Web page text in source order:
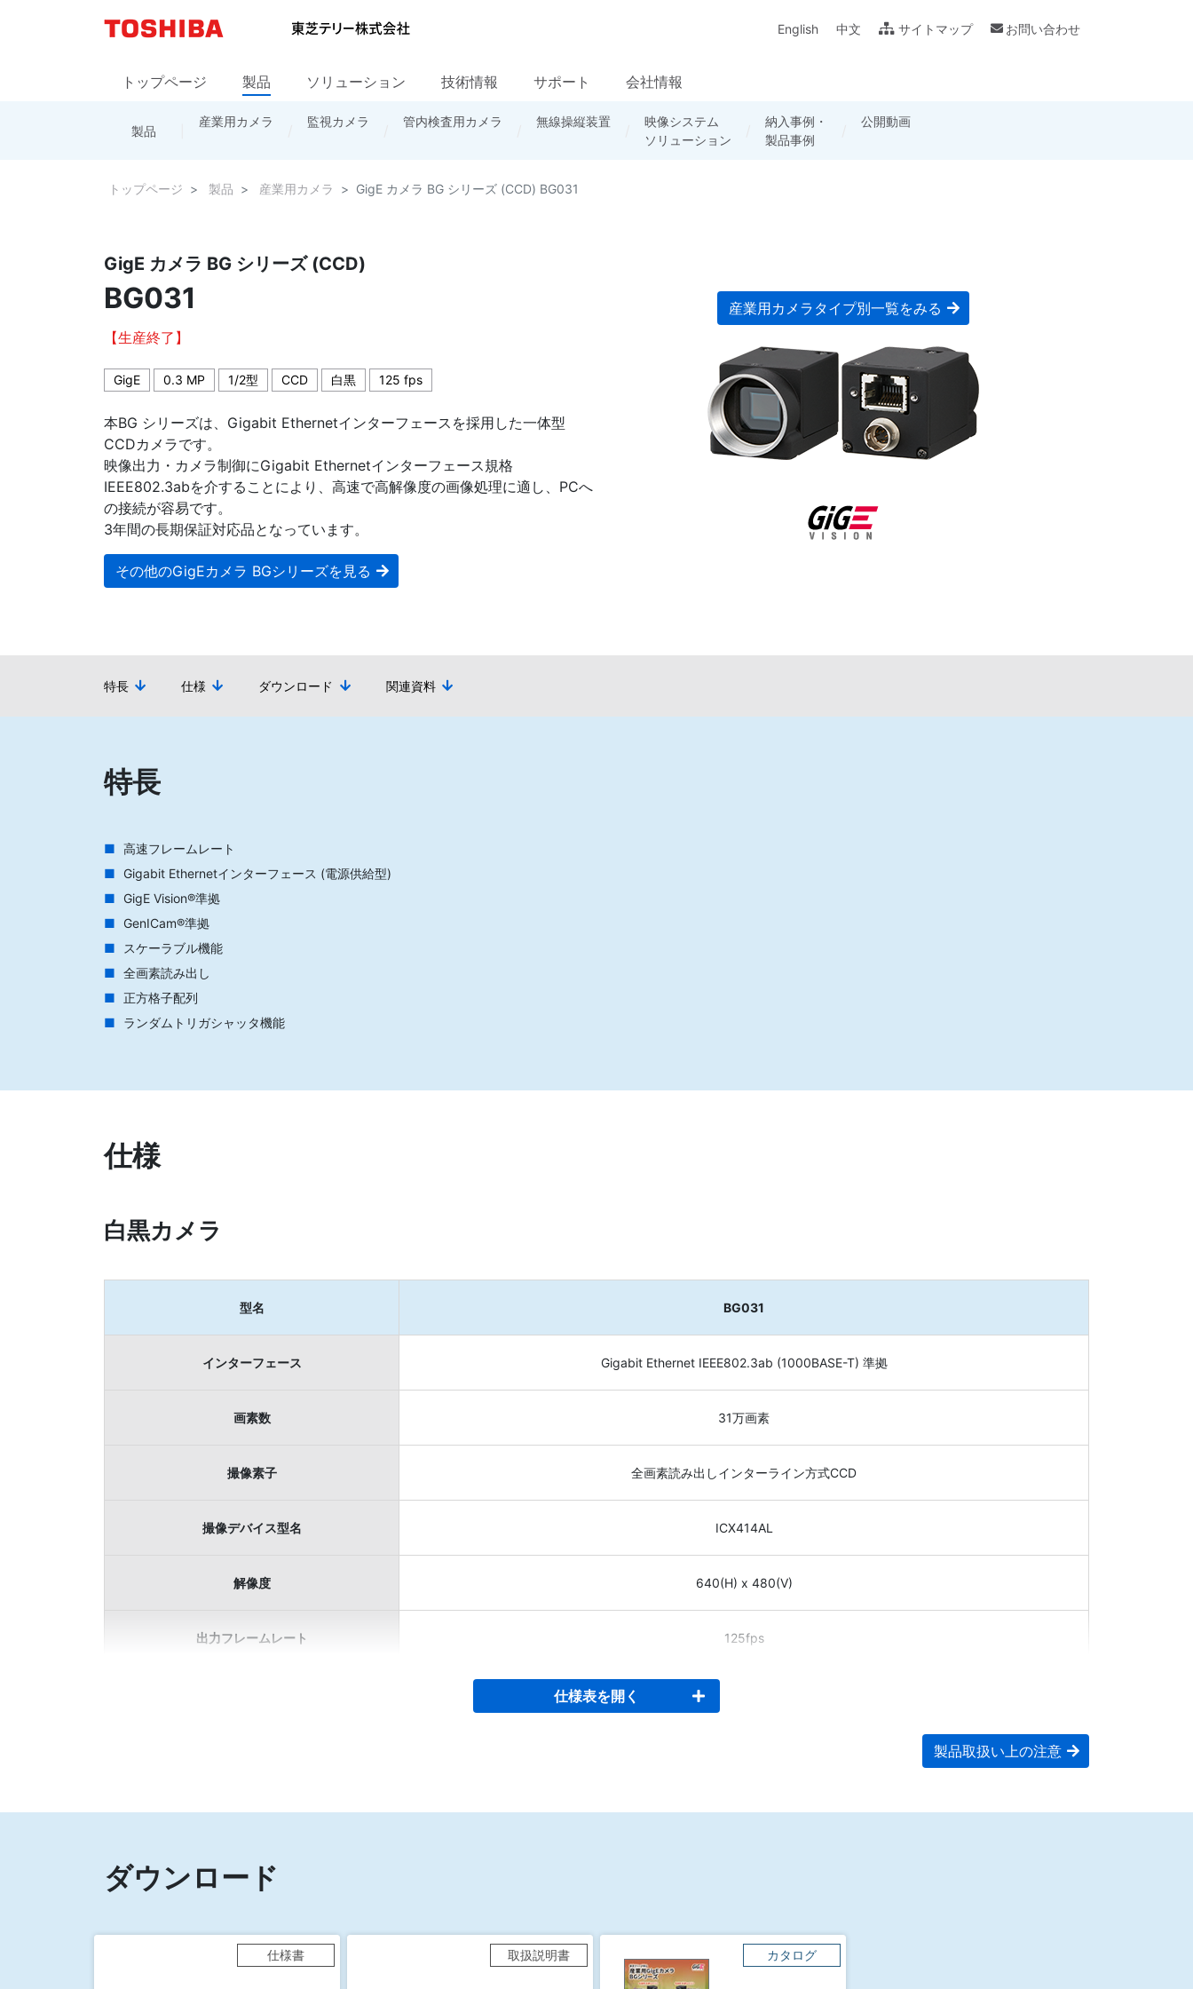
トップページ 製品
製品
トップページ
産業用カメラ 監視カメラ 管内検査用カメラ 無線操縦装置
映像システム
ソリューション
納入事例・
製品事例
公開動画
ソリューション
防災・通信システム 放送システム 無線ネットワーク 民需システム
技術情報
カメラ製品 レンズ 周辺機器 セミナー資料 FAQ資料
TeliCamSDK
/ソフト
産業用カメラ
基礎講座
各種用語の説明
サポート
お問い合わせ
海外の営業・
輸出手続き
ソフトウェア
産業用カメラに
関するFAQ
カタログ・
リーフレット
製品別仕様書・
会社情報
会社概要 拠点情報 調達情報 企業の社会的責任 品質保証 採用情報
English 中文 サイトマップ お問い合わせ
トップページ 製品 産業用カメラ GigE カメラ BG シリーズ (CCD) BG031
GigE カメラ BG シリーズ (CCD)
BG031
【生産終了】
産業用カメラタイプ別一覧をみる
GigE 0.3 MP 1/2型 CCD 白黒 125 fps
本BG シリーズは、Gigabit Ethernetインターフェースを採用した一体型
CCDカメラです。
映像出力・カメラ制御にGigabit Ethernetインターフェース規格
IEEE802.3abを介することにより、高速で高解像度の画像処理に適し、PCへ
の接続が容易です。
3年間の長期保証対応品となっています。
その他のGigEカメラ BGシリーズを見る
特長 仕様 ダウンロード 関連資料
特長
高速フレームレート
Gigabit Ethernetインターフェース (電源供給型)
GigE Vision®準拠
GenICam®準拠
スケーラブル機能
全画素読み出し
正方格子配列
ランダムトリガシャッタ機能
仕様
白黒カメラ
型名 BG031
インターフェース Gigabit Ethernet IEEE802.3ab (1000BASE-T) 準拠
画素数 31万画素
撮像素子 全画素読み出しインターライン方式CCD
撮像デバイス型名 ICX414AL
解像度 640(H) x 480(V)
出力フレームレート 125fps
仕様表を開く
製品取扱い上の注意
ダウンロード
仕様書 取扱説明書 カタログ